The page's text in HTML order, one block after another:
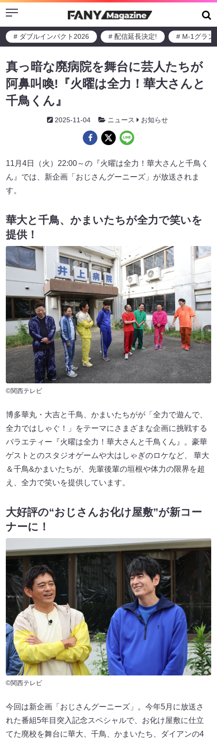
Menu
# ダブルインパクト2026 # 配信延長決定! # M-1グラン
真っ暗な廃病院を舞台に芸人たちが
阿鼻叫喚!『火曜は全力！華大さんと
千鳥くん』
2025-11-04 ニュース お知らせ
11月4日（火）22:00～の『火曜は全力！華大さんと千鳥く
ん』では、新企画「おじさんグーニーズ」が放送されま
す。
華大と千鳥、かまいたちが全力で笑いを
提供！
©関西テレビ
博多華丸・大吉と千鳥、かまいたちがが「全力で遊んで、
全力ではしゃぐ！」をテーマにさまざまな企画に挑戦する
バラエティー『火曜は全力！華大さんと千鳥くん』。豪華
ゲストとのスタジオゲームや大はしゃぎのロケなど、 華大
＆千鳥&かまいたちが、先輩後輩の垣根や体力の限界を超
え、全力で笑いを提供しています。
大好評の“おじさんお化け屋敷”が新コー
ナーに！
©関西テレビ
今回は新企画「おじさんグーニーズ」。今年5月に放送さ
れた番組5年目突入記念スペシャルで、お化け屋敷に仕立
てた廃校を舞台に華大、千鳥、かまいたち、ダイアンの4